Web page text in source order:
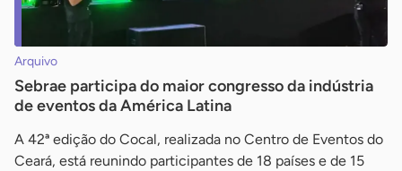
Arquivo
Sebrae participa do maior congresso da indústria
de eventos da América Latina
A 42ª edição do Cocal, realizada no Centro de Eventos do
Ceará, está reunindo participantes de 18 países e de 15